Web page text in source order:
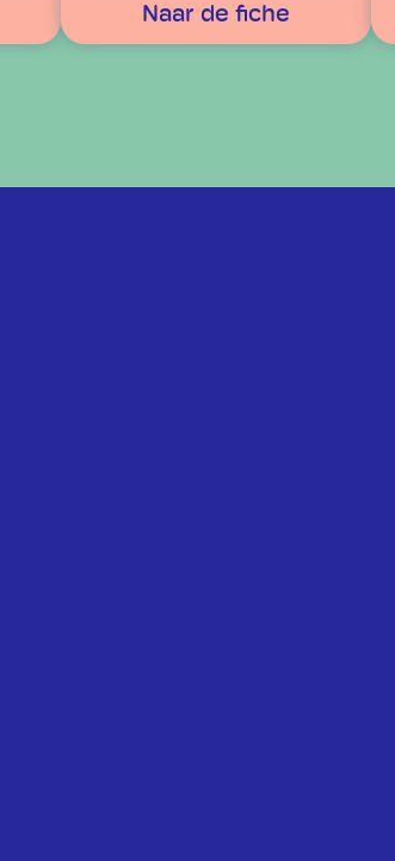
Naar de fiche